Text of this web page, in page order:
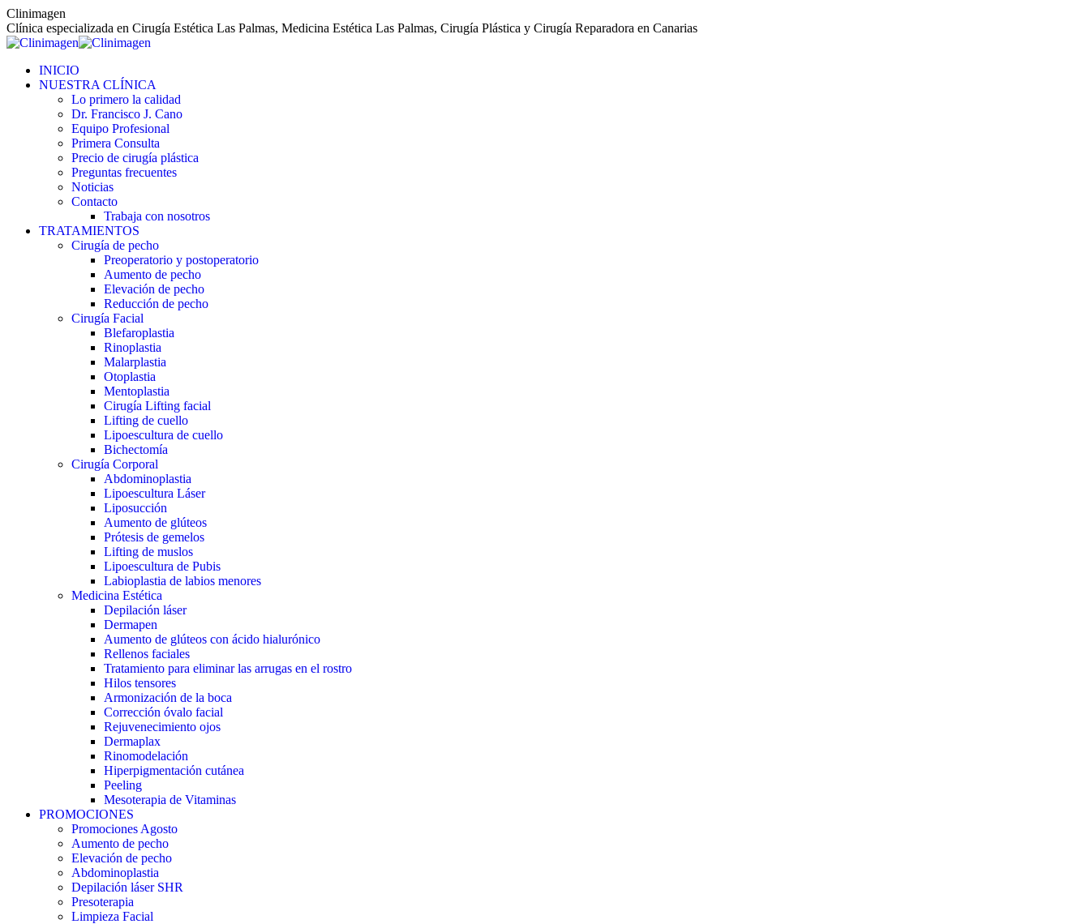
Saltar
al
contenido
Clinimagen
Clínica especializada en Cirugía Estética Las Palmas, Medicina Estética Las Palmas, Cirugía Plástica y Cirugía Reparadora en Canarias
INICIO
NUESTRA CLÍNICA
Lo primero la calidad
Dr. Francisco J. Cano
Equipo Profesional
Primera Consulta
Precio de cirugía plástica
Preguntas frecuentes
Noticias
Contacto
Trabaja con nosotros
TRATAMIENTOS
Cirugía de pecho
Preoperatorio y postoperatorio
Aumento de pecho
Elevación de pecho
Reducción de pecho
Cirugía Facial
Blefaroplastia
Rinoplastia
Malarplastia
Otoplastia
Mentoplastia
Cirugía Lifting facial
Lifting de cuello
Lipoescultura de cuello
Bichectomía
Cirugía Corporal
Abdominoplastia
Lipoescultura Láser
Liposucción
Aumento de glúteos
Prótesis de gemelos
Lifting de muslos
Lipoescultura de Pubis
Labioplastia de labios menores
Medicina Estética
Depilación láser
Dermapen
Aumento de glúteos con ácido hialurónico
Rellenos faciales
Tratamiento para eliminar las arrugas en el rostro
Hilos tensores
Armonización de la boca
Corrección óvalo facial
Rejuvenecimiento ojos
Dermaplax
Rinomodelación
Hiperpigmentación cutánea
Peeling
Mesoterapia de Vitaminas
PROMOCIONES
Promociones Agosto
Aumento de pecho
Elevación de pecho
Abdominoplastia
Depilación láser SHR
Presoterapia
Limpieza Facial